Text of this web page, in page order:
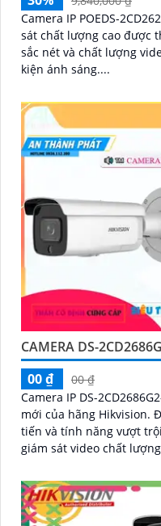
Camera IP POEDS-
sát chất lượng cao được
sắc nét và chất lượng
kiện ánh sáng....
CAMERA DS-
00 ₫
00 ₫
Camera IP DS-
mới của hãng Hikvision. Được thiết kế với công nghệ tiên
tiến và tính năng vượt
giám sát video chất